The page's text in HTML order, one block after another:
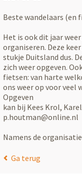
Beste wandelaars (en
Het is ook dit jaar
organiseren. Deze
stukje Duitsland dus.
zich weer opgeven.
fietsen: van harte
ons weer op voor veel
Opgeven
kan bij Kees Krol,
p.houtman@online.nl
Namens de
Ga terug